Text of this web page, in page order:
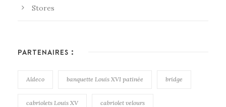
Stores
PARTENAIRES :
Aldeco banquette Louis XVI patinée bridge
cabriolets Louis XV cabriolet velours